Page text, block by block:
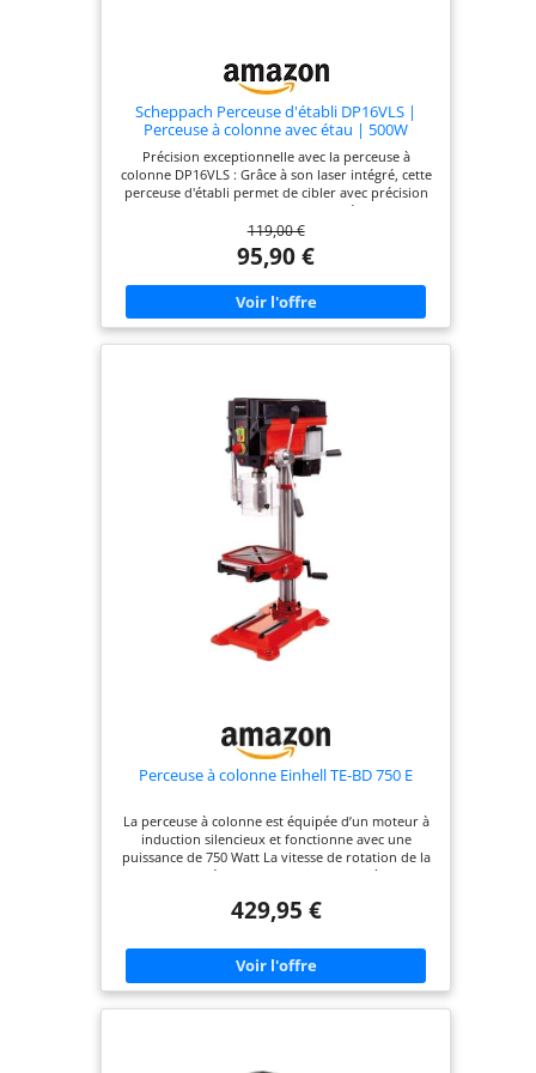
Scheppach Perceuse d'établi DP16VLS |
Perceuse à colonne avec étau | 500W
Précision exceptionnelle avec la perceuse à
colonne DP16VLS : Grâce à son laser intégré, cette
perceuse d'établi permet de cibler avec précision
chaque point de perçage pour des résultats sans
erreur 5 vitesses pour une polyvalence optimale :
Adaptez facilement la perceuse à colonne à
différents matériaux (bois, métal, plastique) grâce
aux 5 vitesses de rotation, allant de 600 à 2600
tr/min Table ajustable et inclinable : Profitez de la
table de perçage réglable en hauteur (jusqu'à 170
mm) et inclinable à 45° pour une grande flexibilité
vos forets et offre une course de perçage
maximale de 50 mm pour une grande capacité de
travail Robustesse et stabilité garanties : La
perceuse d'établi DP16VLS est équipée d'une
construction en acier et d'une plaque de base
stable de 190 x 290 mm, assurant une solidité et
une sécurité accrues lors de vos travaux de
perçage
119,00 €
95,90 €
Perceuse à colonne Einhell TE-BD 750 E
La perceuse à colonne est équipée d’un moteur à
induction silencieux et fonctionne avec une
puissance de 750 Watt La vitesse de rotation de la
broche est réglable en continu de 450 à 2.500
de rotation Un mandrin MK2 pour les forets
perçage ainsi qu’un interrupteur d’arrêt d’urgence
et une protection de la broche sont ses autres
caractéristiques La table de perçage est réglable
en hauteur, inclinable et pivotante et équipée
429,95 €